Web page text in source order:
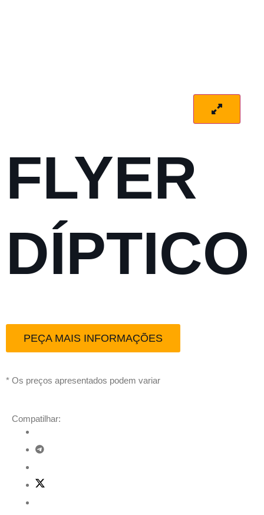
FLYER
DÍPTICO
PEÇA MAIS INFORMAÇÕES
* Os preços apresentados podem variar
Compatilhar: